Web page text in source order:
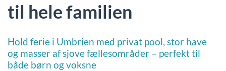
til hele familien
Hold ferie i Umbrien med privat pool, stor have
og masser af sjove fællesområder – perfekt til
både børn og voksne